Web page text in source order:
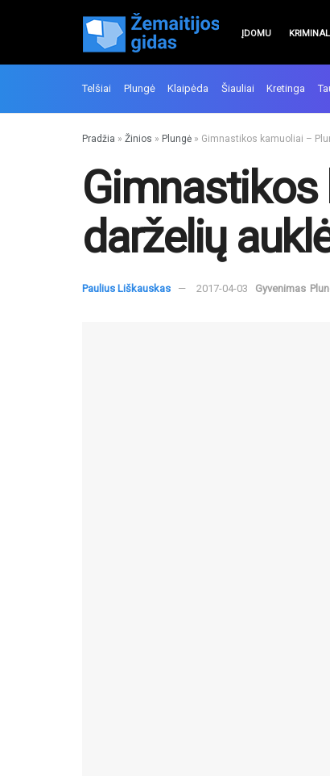
ĮDOMU
Telšiai Plungė Klaipėda Šiauliai Kretinga
Pradžia » Žinios » Plungė » Gimnastikos kamuoliai –
Gimnastikos
darželių
Paulius Liškauskas 2017-04-03 Gyvenimas